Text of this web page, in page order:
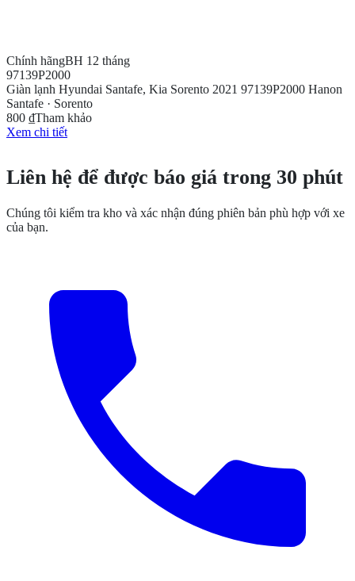
Chính hãngBH 12 tháng
97139P2000
Giàn lạnh Hyundai Santafe, Kia Sorento 2021 97139P2000 Hanon
Santafe · Sorento
800 ₫Tham khảo
Xem chi tiết
Liên hệ để được báo giá trong 30 phút
Chúng tôi kiểm tra kho và xác nhận đúng phiên bản phù hợp với xe
của bạn.